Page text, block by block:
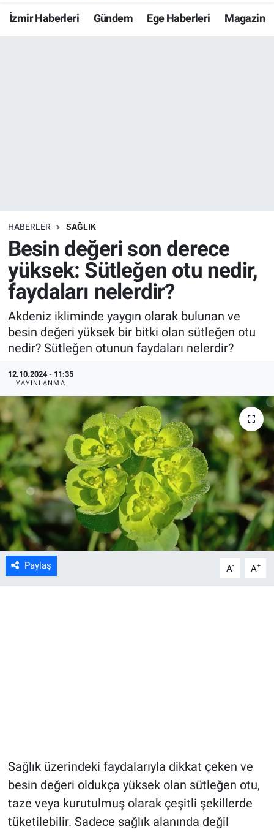
İzmir Haberleri Gündem Ege Haberleri Magazin
HABERLER SAĞLIK
Besin değeri son derece
yüksek: Sütleğen otu nedir,
faydaları nelerdir?
Akdeniz ikliminde yaygın olarak bulunan ve
besin değeri yüksek bir bitki olan sütleğen otu
nedir? Sütleğen otunun faydaları nelerdir?
12.10.2024 - 11:35
YAYINLANMA
Paylaş A- A+
Sağlık üzerindeki faydalarıyla dikkat çeken ve
besin değeri oldukça yüksek olan sütleğen otu,
taze veya kurutulmuş olarak çeşitli şekillerde
tüketilebilir. Sadece sağlık alanında değil
Resmi İlanlar